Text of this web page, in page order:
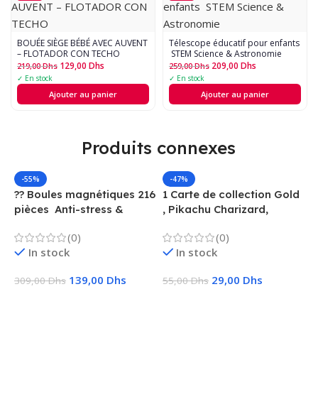
BOUÉE SIÈGE BÉBÉ AVEC AUVENT
– FLOTADOR CON TECHO
219,00Dhs 129,00 Dhs
✓ En stock
Ajouter au panier
Télescope éducatif pour enfants
 STEM Science & Astronomie
259,00Dhs 209,00 Dhs
✓ En stock
Ajouter au panier
Produits connexes
-55%
?? Boules magnétiques 216
pièces  Anti-stress &
(0)
In stock
309,00Dhs 139,00 Dhs
-47%
1 Carte de collection Gold
, Pikachu Charizard,
(0)
In stock
55,00Dhs 29,00 Dhs